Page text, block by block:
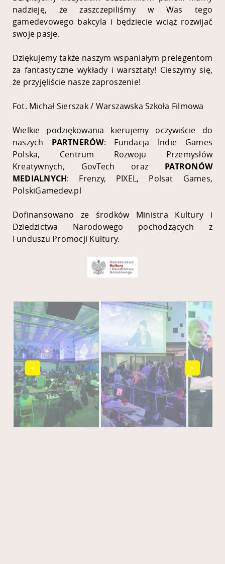
nadzieję, że zaszczepiliśmy w Was tego
gamedevowego bakcyla i będziecie wciąż rozwijać
swoje pasje.
Dziękujemy także naszym wspaniałym prelegentom
za fantastyczne wykłady i warsztaty! Cieszymy się,
że przyjęliście nasze zaproszenie!
Fot. Michał Sierszak / Warszawska Szkoła Filmowa
Wielkie podziękowania kierujemy oczywiście do
naszych PARTNERÓW: Fundacja Indie Games
Polska, Centrum Rozwoju Przemysłów
Kreatywnych, GovTech oraz PATRONÓW
MEDIALNYCH: Frenzy, PIXEL, Polsat Games,
PolskiGamedev.pl
Dofinansowano ze środków Ministra Kultury i
Dziedzictwa Narodowego pochodzących z
Funduszu Promocji Kultury.
< >